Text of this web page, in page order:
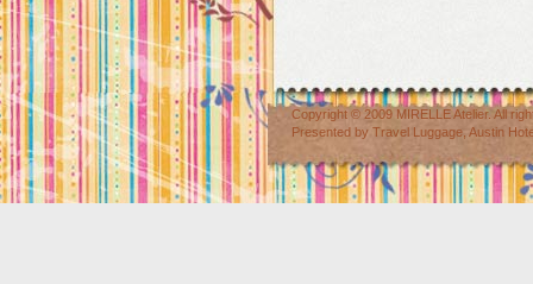
Copyright © 2009 MIRELLE Atelier. All
Presented by Travel Luggage Austin